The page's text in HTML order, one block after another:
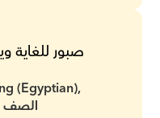
صبور للغاية
الصف
(Egyptian),